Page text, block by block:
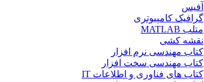
آفیس
گرافیک کامپیوتری
متلب MATLAB
نقشه کشی
کتاب مهندسی نرم افزار
کتاب مهندسی سخت افزار
کتاب های فناوری و اطلاعات IT